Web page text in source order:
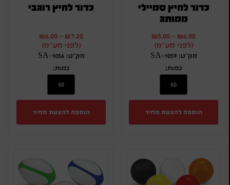
כדור לחיץ סמיילי
ממותג
₪6.00
-
₪5.00
(לפני מע"מ)
מק"ט: SA-1059
כמות:
הוספה להצעת מחיר
כדור לחיץ רוגבי
₪7.20
-
₪6.00
(לפני מע"מ)
מק"ט: SA-1056
כמות:
הוספה להצעת מחיר